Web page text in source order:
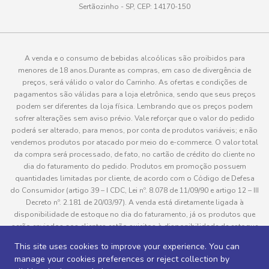
This site uses cookies to improve your experience. You can
manage your cookies preferences or reject collection by
Sertãozinho - SP, CEP: 14170-150
A venda e o consumo de bebidas alcoólicas são proibidos para
menores de 18 anos.Durante as compras, em caso de divergência de
preços, será válido o valor do Carrinho. As ofertas e condições de
pagamentos são válidas para a loja eletrônica, sendo que seus preços
podem ser diferentes da loja física. Lembrando que os preços podem
sofrer alterações sem aviso prévio. Vale reforçar que o valor do pedido
poderá ser alterado, para menos, por conta de produtos variáveis; e não
vendemos produtos por atacado por meio do e-commerce. O valor total
da compra será processado, de fato, no cartão de crédito do cliente no
dia do faturamento do pedido. Produtos em promoção possuem
quantidades limitadas por cliente, de acordo com o Código de Defesa
do Consumidor (artigo 39 – I CDC, Lei nº. 8.078 de 11/09/90 e artigo 12 – III
Decreto nº. 2.181 de 20/03/97). A venda está diretamente ligada à
disponibilidade de estoque no dia do faturamento, já os produtos que
serão enviados aos clientes estão sujeitos à disponibilidade de estoque
pedido do cliente, este não será entregue e o valor do item não será
cobrado. As fotos dos produtos no site são ilustrativas, podendo haver